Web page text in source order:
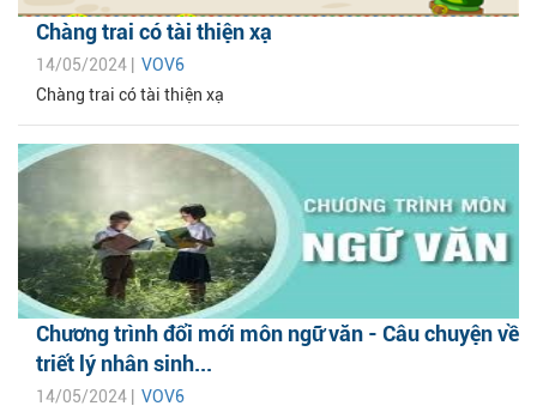
Chàng trai có tài thiện xạ
14/05/2024 | VOV6
Chàng trai có tài thiện xạ
Chương trình đổi mới môn ngữ văn - Câu chuyện về
triết lý nhân sinh...
14/05/2024 | VOV6